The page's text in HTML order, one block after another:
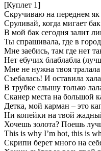
[Куплет 1]
Скручиваю на переднем як
Сруливай, когда мигает бак
В мой бак сегодня залит
Ты спрашивала, где в
Мне заебись, там где нет
Нет ебучих блаблабла
Мне не нужна твоя тралала
Съебалась! И оставила
В трубке слышу только
Сканер места на большой
Детка, мой карман – это
Ни копейки на твой
Хочешь золота? Поешь
This is why I’m hot, this is
Скрипи берет много на